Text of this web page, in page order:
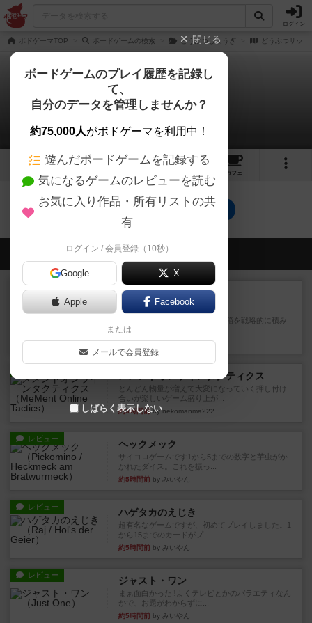
ログイン
ボドゲーマTOP ボードゲームの検索 どうぶつしょうぎ どうぶつサッカ
どうぶつサッカー
0件のルール/インスト
4 2
カフェ
どうぶつサッカーのトップに戻る
会員の新しい投稿
ルール/インスト
マーケットフレッシュ
目的あなたの店先に農産物の木箱を戦略的に積み
重ねて在庫を最大化し、競合...
約3時間前by jurong
メメントオンラインタクティクス
どんどん物量が増えて大変になっていく押し付け
合いが楽しいゲーム盛り上が...
約3時間前by nekomanma222
レビュー ヘックメック
サイコロゲームです1から5までの数字と芋虫がか
かれたダイス。これを振っ...
約5時間前 by みいやん
レビュー ハゲタカのえじき
超有名なゲームですが、初めてプレイしました。1
から15までのカードがプ...
約5時間前 by みいやん
レビュー ジャスト・ワン
まぁ面白かった‼️よくテレビとかのバラエティなん
かで、お題がわからずに...
約5時間前 by みいやん
閉じる
ボードゲームのプレイ履歴を記録し
て、
自分のデータを管理しませんか？
約75,000人がボドゲーマを利用中！
遊んだボードゲームを記録する
気になるゲームのレビューを読む
お気に入り作品・所有リストの共
有
ログイン / 会員登録（10秒）
Google X
Apple Facebook
または
メールで会員登録
しばらく表示しない